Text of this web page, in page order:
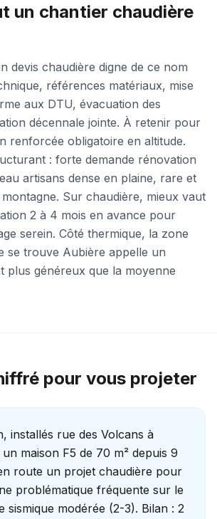
un chantier chaudière
devis chaudière digne de ce nom
références matériaux, mise
aux DTU, évacuation des
décennale jointe. À retenir pour
renforcée obligatoire en altitude.
: forte demande rénovation
artisans dense en plaine, rare et
Sur chaudière, mieux vaut
2 à 4 mois en avance pour
serein. Côté thermique, la zone
se trouve Aubière appelle un
plus généreux que la moyenne
pour vous projeter
installés rue des Volcans à
maison F5 de 70 m² depuis 9
route un projet chaudière pour
problématique fréquente sur le
sismique modérée (2-3). Bilan : 2